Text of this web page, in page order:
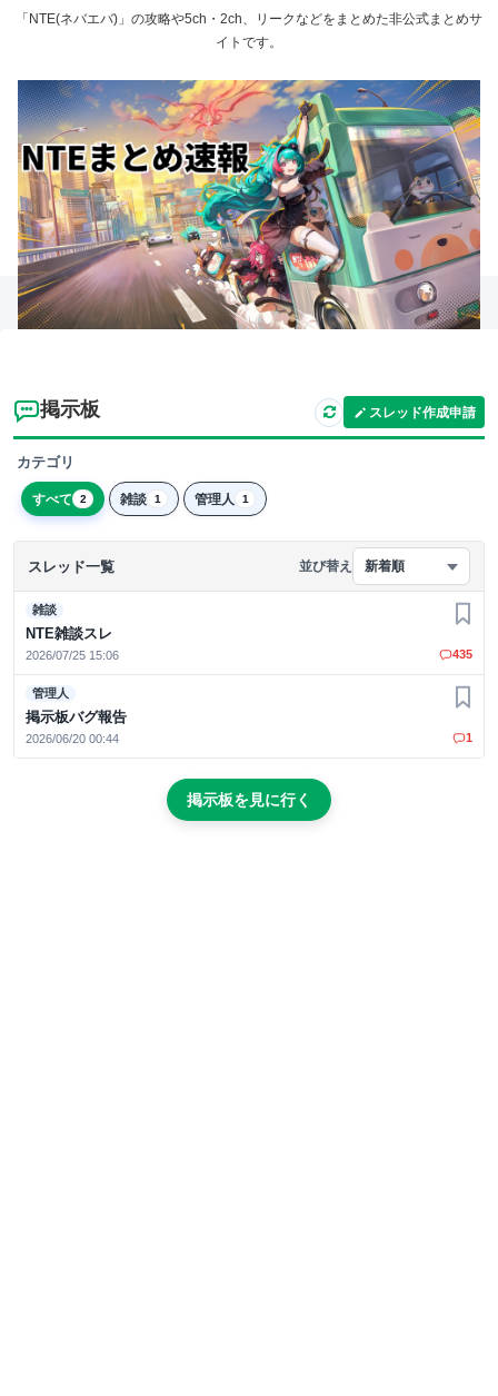
「NTE(ネバエバ)」の攻略や5ch・2ch、リークなどをまとめた非公式まとめサ
イトです。
掲示板 スレッド作成申請
カテゴリ
すべて 2 雑談 1 管理人 1
スレッド一覧 並び替え 新着順
雑談
NTE雑談スレ
2026/07/25 15:06
お気
435
管理人
掲示板バグ報告
2026/06/20 00:44
お気
1
掲示板を見に行く